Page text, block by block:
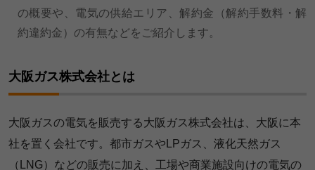
の概要や、電気の供給エリア、解約金（解約手数料・解
約違約金）の有無などをご紹介します。
大阪ガス株式会社とは
大阪ガスの電気を販売する大阪ガス株式会社は、大阪に本
社を置く会社です。都市ガスやLPガス、液化天然ガス
（LNG）などの販売に加え、工場や商業施設向けの電気の